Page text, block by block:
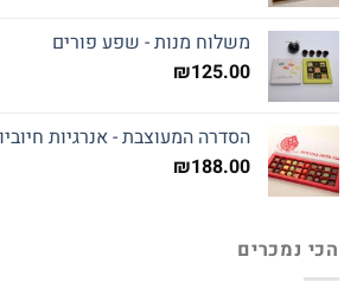
משלוח מנות - שפע פורים
₪125.00
הסדרה המעוצבת - אנרגיות
₪188.00
הכי נמכרים